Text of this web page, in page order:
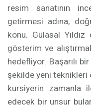
resim sanatının
getirmesi adına,
konu. Gülasal
gösterim ve
hedefliyor. Başarılı bir
şekilde yeni
kursiyerin zamanla
edecek bir unsur